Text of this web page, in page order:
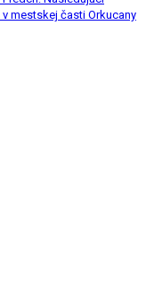
mestskej časti Orkucany